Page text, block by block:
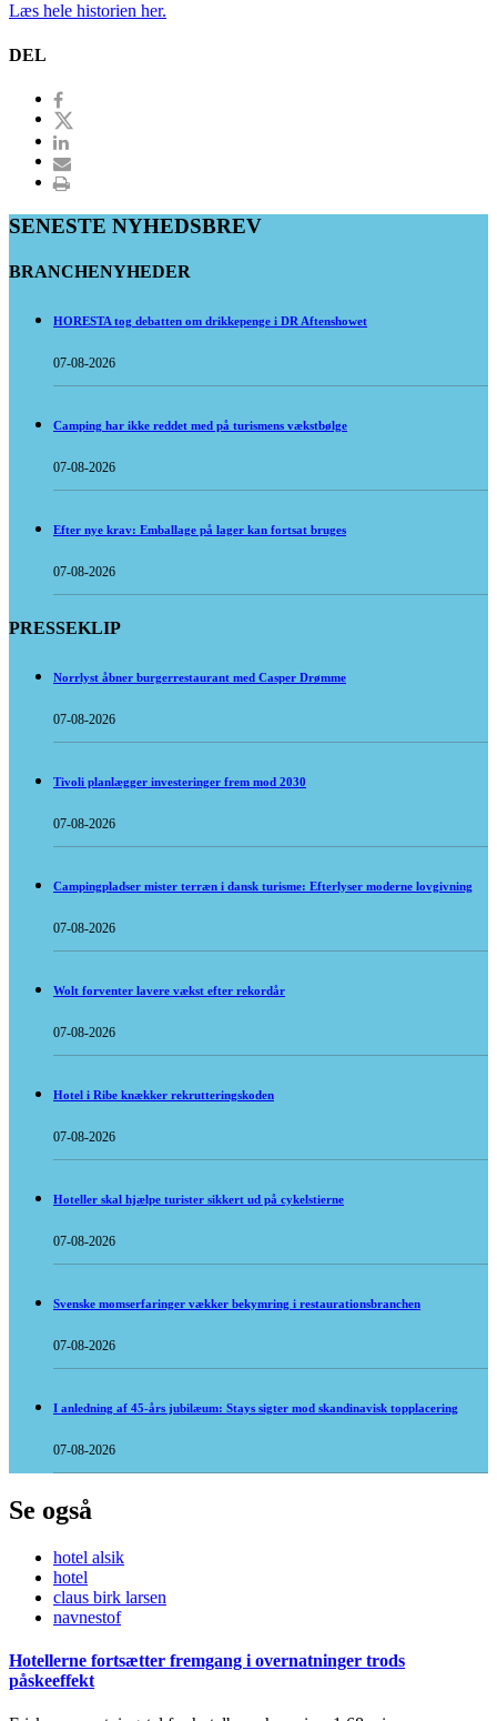
Læs hele historien her.
DEL
SENESTE NYHEDSBREV
BRANCHENYHEDER
HORESTA tog debatten om drikkepenge i DR Aftenshowet
07-08-2026
Camping har ikke reddet med på turismens vækstbølge
07-08-2026
Efter nye krav: Emballage på lager kan fortsat bruges
07-08-2026
PRESSEKLIP
Norrlyst åbner burgerrestaurant med Casper Drømme
07-08-2026
Tivoli planlægger investeringer frem mod 2030
07-08-2026
Campingpladser mister terræn i dansk turisme: Efterlyser moderne lovgivning
07-08-2026
Wolt forventer lavere vækst efter rekordår
07-08-2026
Hotel i Ribe knækker rekrutteringskoden
07-08-2026
Hoteller skal hjælpe turister sikkert ud på cykelstierne
07-08-2026
Svenske momserfaringer vækker bekymring i restaurationsbranchen
07-08-2026
I anledning af 45-års jubilæum: Stays sigter mod skandinavisk topplacering
07-08-2026
Se også
hotel alsik
hotel
claus birk larsen
navnestof
Hotellerne fortsætter fremgang i overnatninger trods
påskeeffekt